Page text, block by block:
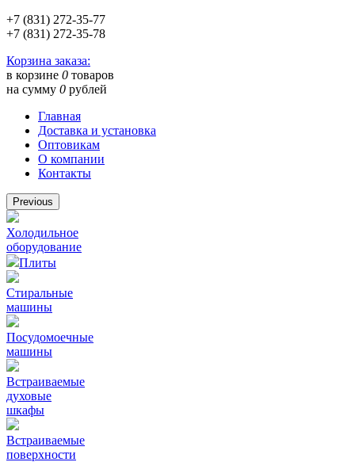
+7 (831) 272-35-77
+7 (831) 272-35-78
Корзина заказа:
в корзине 0 товаров
на сумму 0 рублей
Главная
Доставка и установка
Оптовикам
О компании
Контакты
Previous
Холодильное
оборудование
Плиты
Стиральные
машины
Посудомоечные
машины
Встраиваемые
духовые
шкафы
Встраиваемые
поверхности